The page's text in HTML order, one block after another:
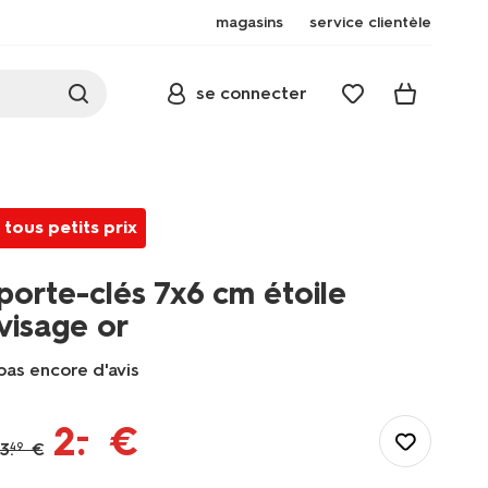
magasins service clientèle
se connecter
tous petits prix
clés 7x6 cm étoile
or
encore d'avis
lui/accessoires-
3.49 € 2.
– €